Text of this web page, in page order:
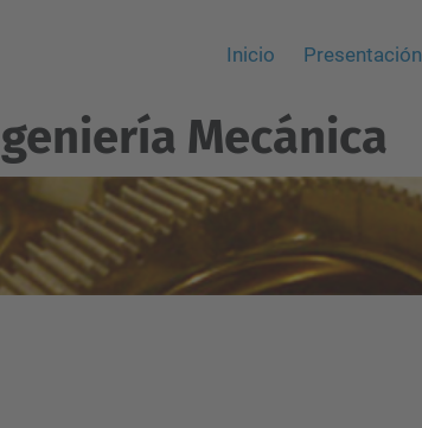
Inicio Presentación
Mecánica